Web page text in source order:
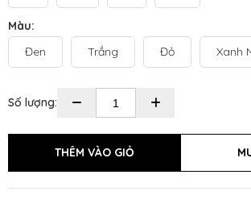
Màu:
Đen
Trắng Đỏ Xanh
Số lượng: